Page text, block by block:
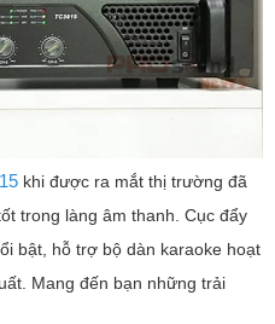
khi được ra mắt thị trường đã
trong làng âm thanh. Cục đẩy
bật, hỗ trợ bộ dàn karaoke hoạt
Mang đến bạn những trải